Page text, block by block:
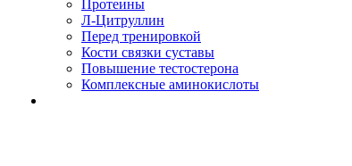
Протеины
Л-Цитруллин
Перед тренировкой
Кости связки суставы
Повышение тестостерона
Комплексные аминокислоты